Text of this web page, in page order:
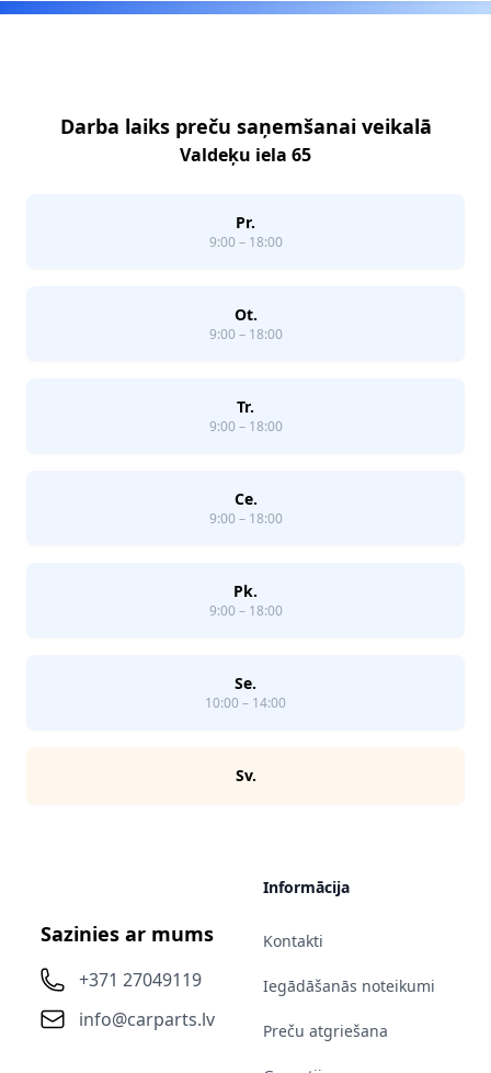
Darba laiks preču saņemšanai veikalā
Valdeķu iela 65
Pr.
9:00 – 18:00
Ot.
9:00 – 18:00
Tr.
9:00 – 18:00
Ce.
9:00 – 18:00
Pk.
9:00 – 18:00
Se.
10:00 – 14:00
Sv.
Sazinies ar mums
+371 27049119
info@carparts.lv
Informācija
Kontakti
Iegādāšanās noteikumi
Preču atgriešana